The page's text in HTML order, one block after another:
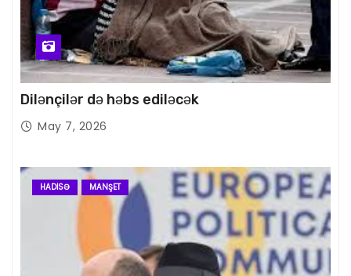
Dilənçilər də həbs ediləcək
May 7, 2026
HADISƏ MANŞET